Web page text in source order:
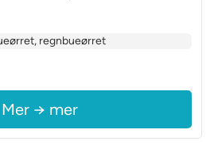
regnbueørret
Mer → mer